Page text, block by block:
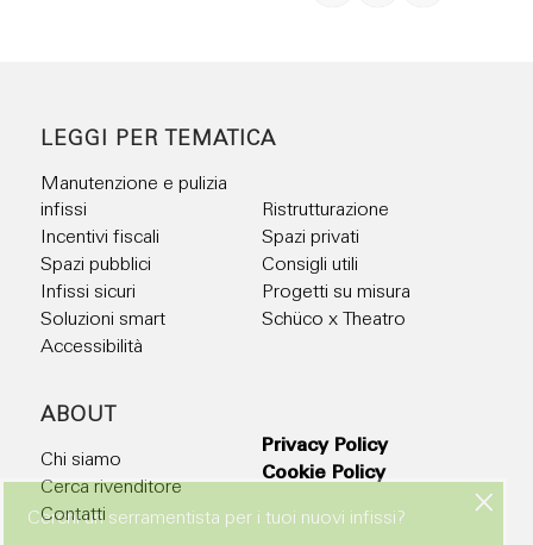
LEGGI PER TEMATICA
Manutenzione e pulizia
infissi
Ristrutturazione
Incentivi fiscali
Spazi privati
Spazi pubblici
Consigli utili
Infissi sicuri
Progetti su misura
Soluzioni smart
Schüco x Theatro
Accessibilità
ABOUT
Chi siamo
Cerca rivenditore
Contatti
Privacy Policy
Cookie Policy
Cerchi un serramentista per i tuoi nuovi infissi?